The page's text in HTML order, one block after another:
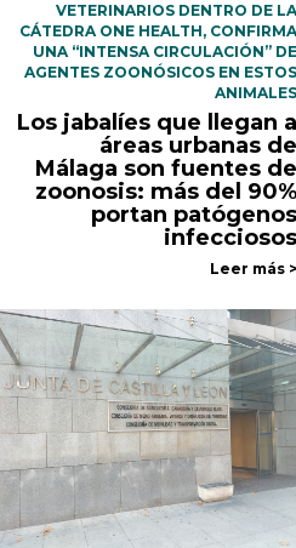
VETERINARIOS DENTRO DE LA
CÁTEDRA ONE HEALTH, CONFIRMA
UNA “INTENSA CIRCULACIÓN” DE
AGENTES ZOONÓSICOS EN ESTOS
ANIMALES
Los jabalíes que llegan a
áreas urbanas de
Málaga son fuentes de
zoonosis: más del 90%
portan patógenos
infecciosos
Leer más >